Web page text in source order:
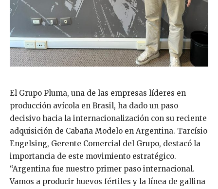
El Grupo Pluma, una de las empresas líderes en
producción avícola en Brasil, ha dado un paso
decisivo hacia la internacionalización con su reciente
adquisición de Cabaña Modelo en Argentina. Tarcísio
Engelsing, Gerente Comercial del Grupo, destacó la
importancia de este movimiento estratégico.
“Argentina fue nuestro primer paso internacional.
Vamos a producir huevos fértiles y la línea de gallina